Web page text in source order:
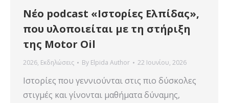
Νέο podcast «Ιστορίες Ελπίδας»,
που υλοποιείται με τη στήριξη
της Motor Oil
2026, Εκδηλώσεις By Elpida Author 22 Ιουνίου, 2026
Ιστορίες που γεννιούνται στις πιο δύσκολες
στιγμές και γίνονται μαθήματα δύναμης,